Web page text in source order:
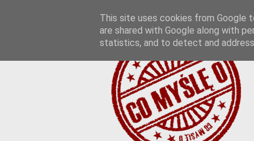
This site uses cookies from Google
are shared with Google along with
statistics, and to detect and